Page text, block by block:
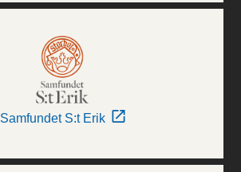
Samfundet S:t Erik